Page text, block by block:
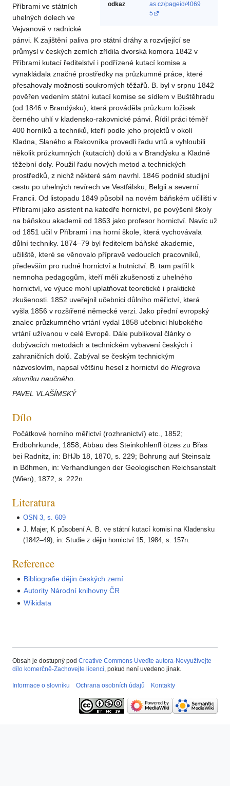
odkaz
as.cz/pageid/4069
5
Příbrami ve státních
uhelných dolech ve
Vejvanově v radnické
pánvi. K zajištění paliva pro státní dráhy a rozvíjející se
průmysl v českých zemích zřídila dvorská komora 1842 v
Příbrami kutací ředitelství i podřízené kutací komise a
vynakládala značné prostředky na průzkumné práce, které
přesahovaly možnosti soukromých těžařů. B. byl v srpnu 1842
pověřen vedením státní kutací komise se sídlem v Buštěhradu
(od 1846 v Brandýsku), která prováděla průzkum ložisek
černého uhlí v kladensko-rakovnické pánvi. Řídil práci téměř
400 horníků a techniků, kteří podle jeho projektů v okolí
Kladna, Slaného a Rakovníka provedli řadu vrtů a vyhloubili
několik průzkumných (kutacích) dolů a v Brandýsku a Kladně
těžební doly. Použil řadu nových metod a technických
prostředků, z nichž některé sám navrhl. 1846 podnikl studijní
cestu po uhelných revírech ve Vestfálsku, Belgii a severní
Francii. Od listopadu 1849 působil na novém báňském učilišti v
Příbrami jako asistent na katedře hornictví, po povýšení školy
na báňskou akademii od 1863 jako profesor hornictví. Navíc už
od 1851 učil v Příbrami i na horní škole, která vychovávala
důlní techniky. 1874–79 byl ředitelem báňské akademie,
učiliště, které se věnovalo přípravě vedoucích pracovníků,
především pro rudné hornictví a hutnictví. B. tam patřil k
nemnoha pedagogům, kteří měli zkušenosti z uhelného
hornictví, ve výuce mohl uplatňovat teoretické i praktické
zkušenosti. 1852 uveřejnil učebnici důlního měřictví, která
vyšla 1856 v rozšířené německé verzi. Jako přední evropský
znalec průzkumného vrtání vydal 1858 učebnici hlubokého
vrtání užívanou v celé Evropě. Dále publikoval články o
dobývacích metodách a technickém vybavení českých i
zahraničních dolů. Zabýval se českým technickým
názvoslovím, napsal většinu hesel z hornictví do Riegrova
slovníku naučného
PAVEL VLAŠÍMSKÝ
Dílo
Počátkové horního měřictví (rozhranictví) etc., 1852;
Erdbohrkunde, 1858; Abbau des Steinkohlenfl ötzes zu Břas
bei Radnitz, in: BHJb 18, 1870, s. 229; Bohrung auf Steinsalz
in Böhmen, in: Verhandlungen der Geologischen Reichsanstalt
(Wien), 1872, s. 222n.
Literatura
OSN 3, s. 609
J. Majer, K působení A. B. ve státní kutací komisi na Kladensku
(1842–49), in: Studie z dějin hornictví 15, 1984, s. 157n.
Reference
Bibliografie dějin českých zemí
Autority Národní knihovny ČR
Wikidata
Obsah je dostupný pod Creative Commons Uveďte autora-Nevyužívejte
dílo komerčně-Zachovejte licenci, pokud není uvedeno jinak.
Informace o slovníku Ochrana osobních údajů Kontakty